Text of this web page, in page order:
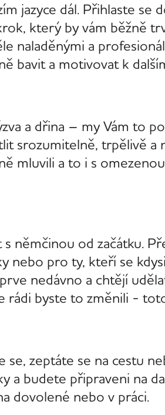
jazyce dál. Přihlaste se
který by vám běžně
naladěnými a
bavit a motivovat k
a dřina – my Vám to
srozumitelně, trpělivě a
mluvili a to i s
němčinou od začátku.
nebo pro ty, kteří se
nedávno a chtějí
rádi byste to změnili -
se, zeptáte se na cestu
a budete připraveni na
dovolené nebo v práci.